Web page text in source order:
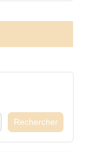
Rechercher